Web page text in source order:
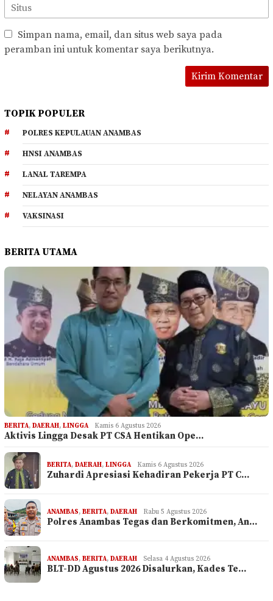
Simpan nama, email, dan situs web saya pada
peramban ini untuk komentar saya berikutnya.
TOPIK POPULER
POLRES KEPULAUAN ANAMBAS
HNSI ANAMBAS
LANAL TAREMPA
NELAYAN ANAMBAS
VAKSINASI
BERITA UTAMA
BERITA, DAERAH, LINGGA Kamis 6 Agustus 2026
Aktivis Lingga Desak PT CSA Hentikan Ope…
BERITA, DAERAH, LINGGA Kamis 6 Agustus 2026
Zuhardi Apresiasi Kehadiran Pekerja PT C…
ANAMBAS, BERITA, DAERAH Rabu 5 Agustus 2026
Polres Anambas Tegas dan Berkomitmen, An…
ANAMBAS, BERITA, DAERAH Selasa 4 Agustus 2026
BLT-DD Agustus 2026 Disalurkan, Kades Te…